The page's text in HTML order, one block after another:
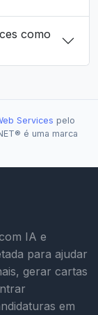
como
Services pelo
é uma marca
IA e
para ajudar
gerar cartas
em